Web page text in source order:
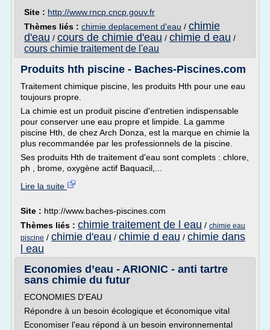
Site : http://www.rncp.cncp.gouv.fr
Thèmes liés : chimie deplacement d'eau / chimie
d'eau / cours de chimie d'eau / chimie d eau /
cours chimie traitement de l'eau
Produits hth piscine - Baches-Piscines.com
Traitement chimique piscine, les produits Hth pour une eau
toujours propre.
La chimie est un produit piscine d'entretien indispensable
pour conserver une eau propre et limpide. La gamme
piscine Hth, de chez Arch Donza, est la marque en chimie la
plus recommandée par les professionnels de la piscine.
Ses produits Hth de traitement d'eau sont complets : chlore,
ph , brome, oxygène actif Baquacil,...
Lire la suite
Site : http://www.baches-piscines.com
Thèmes liés : chimie traitement de l eau / chimie eau
piscine / chimie d'eau / chimie d eau / chimie dans
l eau
Economies d’eau - ARIONIC - anti tartre
sans chimie du futur
ECONOMIES D'EAU
Répondre à un besoin écologique et économique vital
Economiser l'eau répond à un besoin environnemental